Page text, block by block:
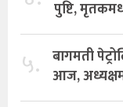
पुष्टि,
५. बागमती
आज,